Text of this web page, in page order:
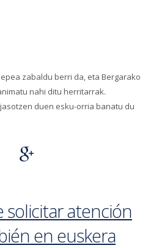
zabaldu berri da, eta Bergarako
nahi ditu herritarrak.
duen esku-orria banatu du
solicitar atención
en euskera